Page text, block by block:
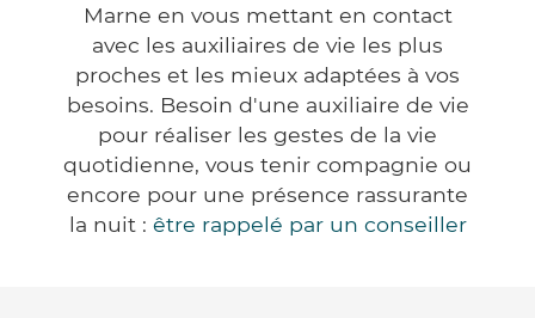
Marne en vous mettant en contact
avec les auxiliaires de vie les plus
proches et les mieux adaptées à vos
besoins. Besoin d'une auxiliaire de vie
pour réaliser les gestes de la vie
quotidienne, vous tenir compagnie ou
encore pour une présence rassurante
la nuit : être rappelé par un conseiller